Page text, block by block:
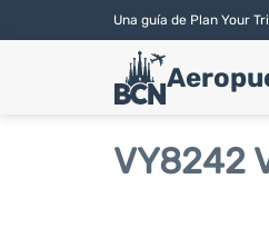
Una guía de Plan Your
VY8242